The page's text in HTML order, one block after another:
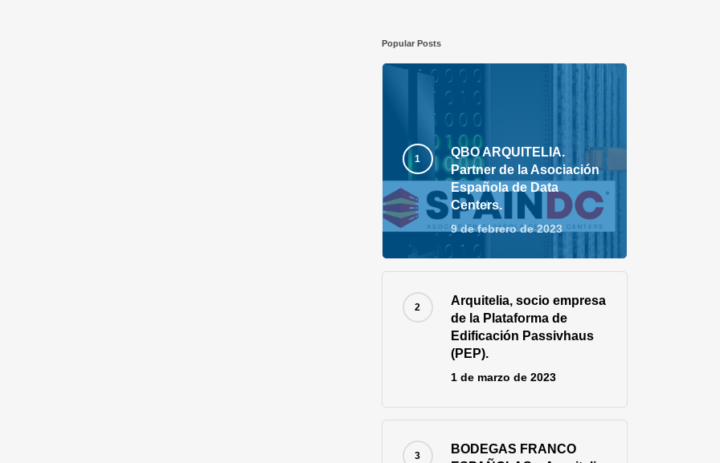
Popular Posts
QBO ARQUITELIA.
Partner de la Asociación
Española de Data
Centers.
9 de febrero de 2023
Arquitelia, socio empresa
de la Plataforma de
Edificación Passivhaus
(PEP).
1 de marzo de 2023
BODEGAS FRANCO